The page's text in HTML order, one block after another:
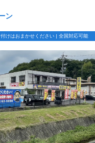
けはおまかせください | 全国対応可能
ン